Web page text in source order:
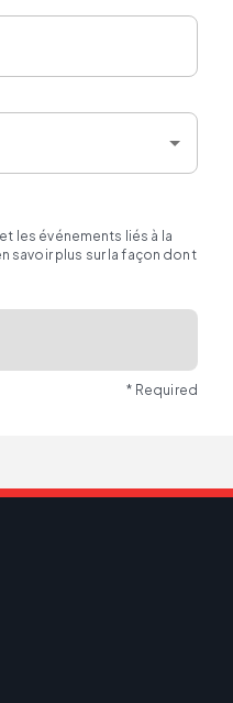
les événements liés à la
savoir plus sur la façon dont
* Required